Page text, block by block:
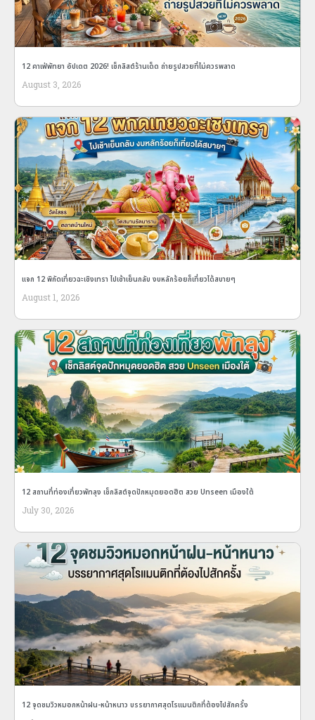
12 คาเฟ่พัทยา อัปเดต 2026! เช็กลิสต์ร้านเด็ด ถ่ายรูปสวยที่ไม่ควรพลาด
August 3, 2026
แจก 12 พิกัดเที่ยวฉะเชิงเทรา ไปเช้าเย็นกลับ งบหลักร้อยก็เที่ยวได้สบายๆ
August 1, 2026
12 สถานที่ท่องเที่ยวพัทลุง เช็กลิสต์จุดปักหมุดยอดฮิต สวย Unseen เมืองใต้
July 30, 2026
12 จุดชมวิวหมอกหน้าฝน-หน้าหนาว บรรยากาศสุดโรแมนติกที่ต้องไปสักครั้ง